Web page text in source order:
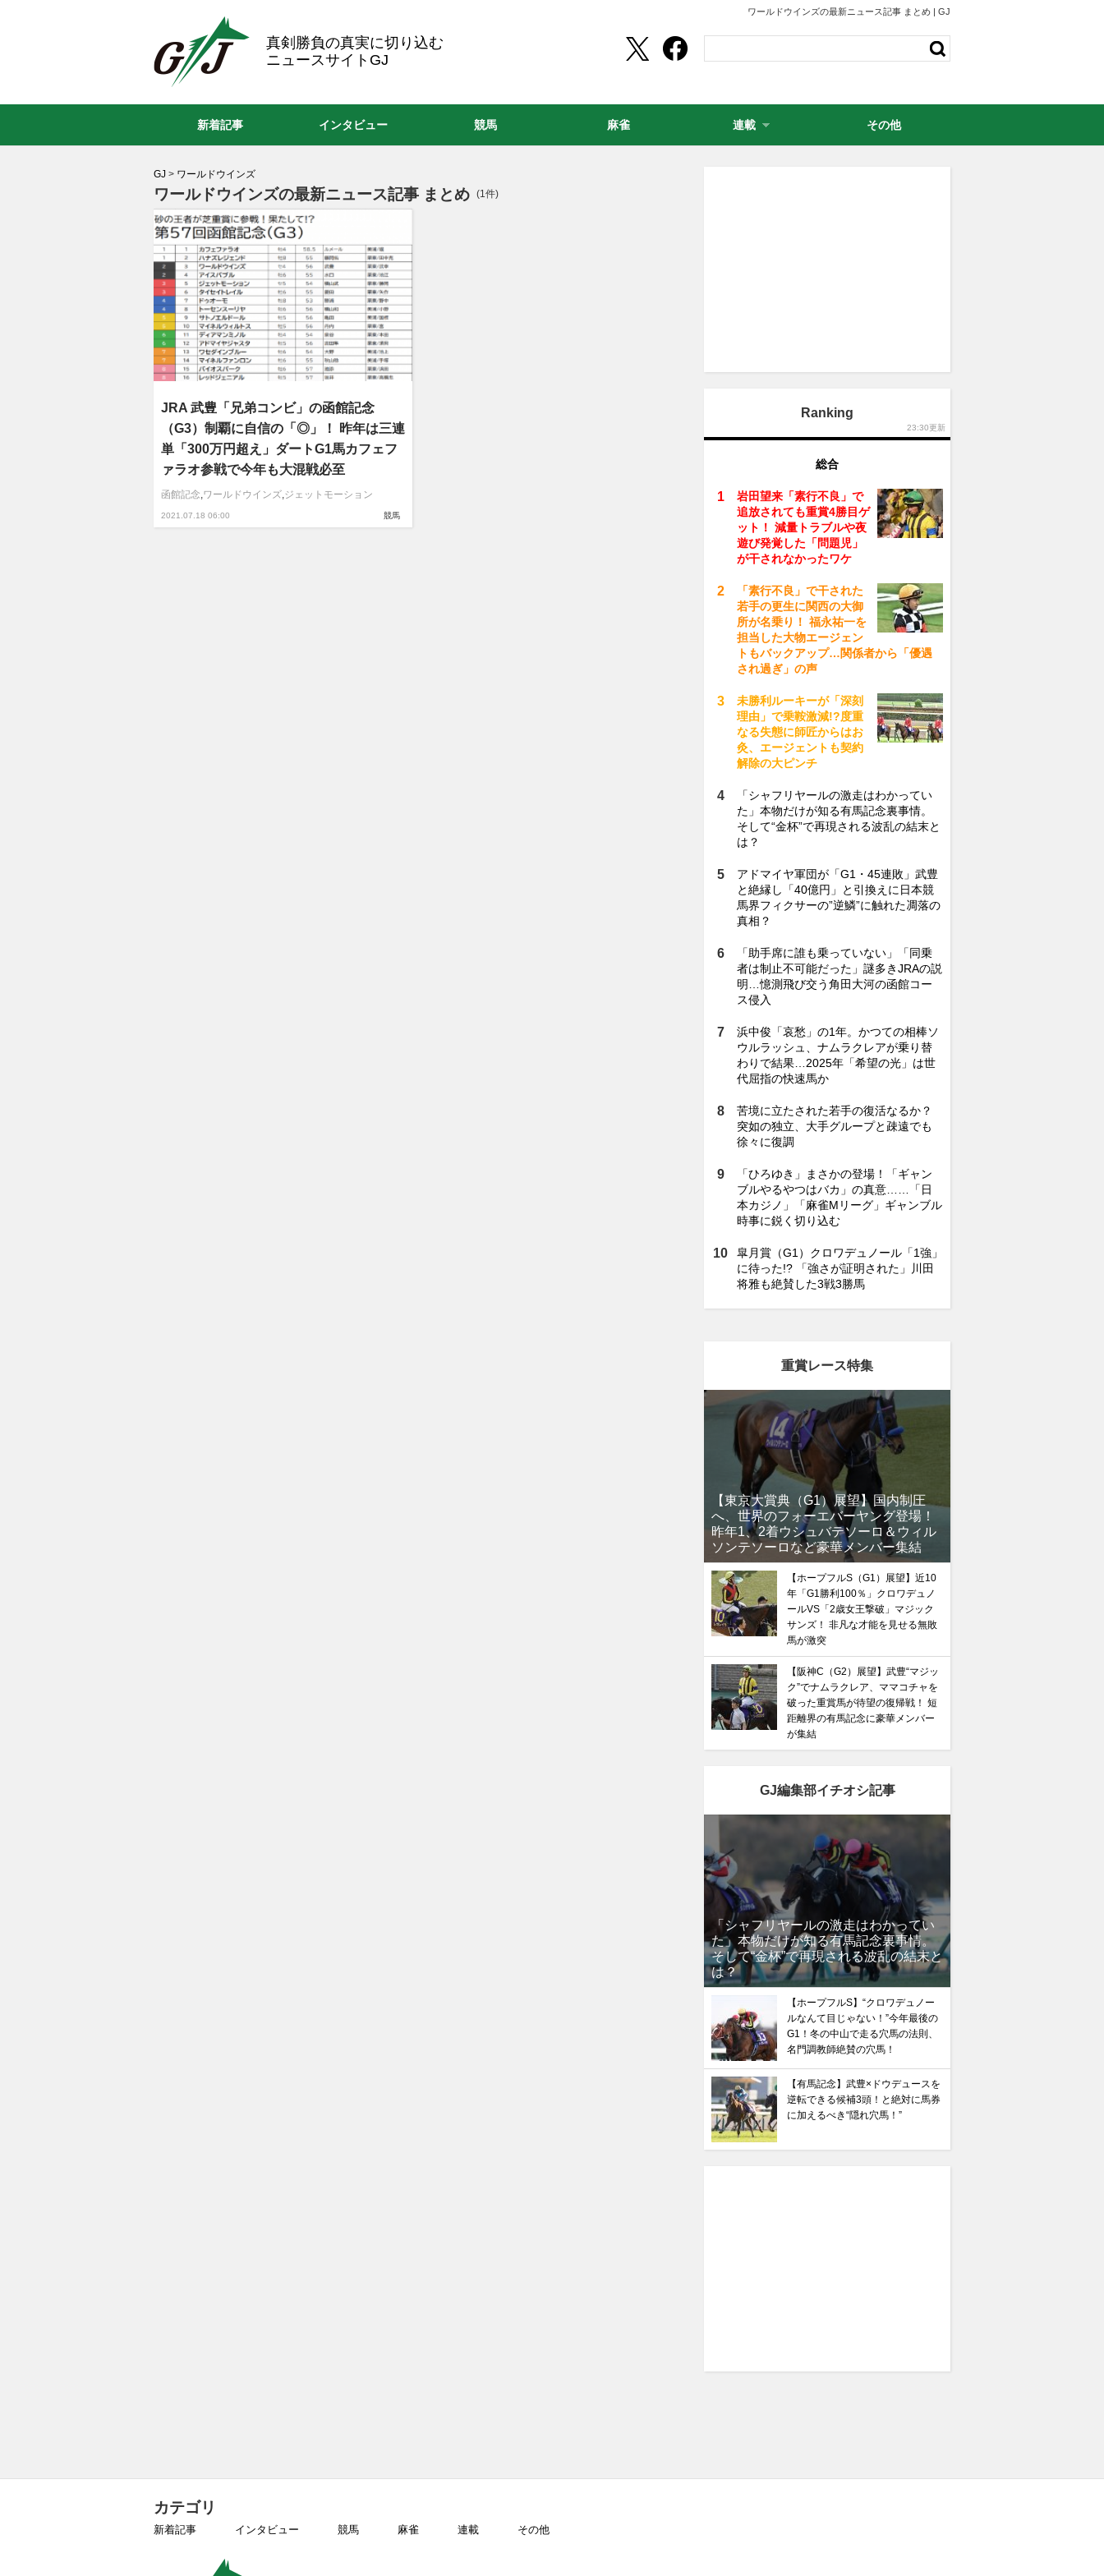
ワールドウインズの最新ニュース記事 まとめ | GJ
真剣勝負の真実に切り込む
ニュースサイトGJ
GJ > ワールドウインズ
ワールドウインズの最新ニュース記事 まとめ (1件)
2021.07.18 06:00
JRA 武豊「兄弟コンビ」の函館記念
（G3）制覇に自信の「◎」！ 昨年は三連
単「300万円超え」ダートG1馬カフェフ
ァラオ参戦で今年も大混戦必至
函館記念,ワールドウインズ,ジェットモーション
競馬
Ranking
23:30更新
総合
岩田望来「素行不良」で
追放されても重賞4勝目ゲ
ット！ 減量トラブルや夜
遊び発覚した「問題児」
が干されなかったワケ
「素行不良」で干された
若手の更生に関西の大御
所が名乗り！ 福永祐一を
担当した大物エージェン
トもバックアップ…関係者から「優遇
され過ぎ」の声
未勝利ルーキーが「深刻
理由」で乗鞍激減!?度重
なる失態に師匠からはお
灸、エージェントも契約
解除の大ピンチ
「シャフリヤールの激走はわかってい
た」本物だけが知る有馬記念裏事情。
そして“金杯”で再現される波乱の結末と
は？
アドマイヤ軍団が「G1・45連敗」武豊
と絶縁し「40億円」と引換えに日本競
馬界フィクサーの”逆鱗”に触れた凋落の
真相？
「助手席に誰も乗っていない」「同乗
者は制止不可能だった」謎多きJRAの説
明…憶測飛び交う角田大河の函館コー
ス侵入
浜中俊「哀愁」の1年。かつての相棒ソ
ウルラッシュ、ナムラクレアが乗り替
わりで結果…2025年「希望の光」は世
代屈指の快速馬か
苦境に立たされた若手の復活なるか？
突如の独立、大手グループと疎遠でも
徐々に復調
「ひろゆき」まさかの登場！「ギャン
ブルやるやつはバカ」の真意……「日
本カジノ」「麻雀Mリーグ」ギャンブル
時事に鋭く切り込む
皐月賞（G1）クロワデュノール「1強」
に待った!? 「強さが証明された」川田
将雅も絶賛した3戦3勝馬
重賞レース特集
【東京大賞典（G1）展望】国内制圧
へ、世界のフォーエバーヤング登場！
昨年1、2着ウシュバテソーロ＆ウィル
ソンテソーロなど豪華メンバー集結
【ホープフルS（G1）展望】近10
年「G1勝利100％」クロワデュノ
ールVS「2歳女王撃破」マジック
サンズ！ 非凡な才能を見せる無敗
馬が激突
【阪神C（G2）展望】武豊“マジッ
ク”でナムラクレア、ママコチャを
破った重賞馬が待望の復帰戦！ 短
距離界の有馬記念に豪華メンバー
が集結
GJ編集部イチオシ記事
「シャフリヤールの激走はわかってい
た」本物だけが知る有馬記念裏事情。
そして“金杯”で再現される波乱の結末と
は？
【ホープフルS】“クロワデュノー
ルなんて目じゃない！”今年最後の
G1！冬の中山で走る穴馬の法則、
名門調教師絶賛の穴馬！
【有馬記念】武豊×ドウデュースを
逆転できる候補3頭！と絶対に馬券
に加えるべき“隠れ穴馬！”
カテゴリ
新着記事 インタビュー 競馬 麻雀 連載 その他
新着記事 インタビュー 競馬 麻雀 連載 その他